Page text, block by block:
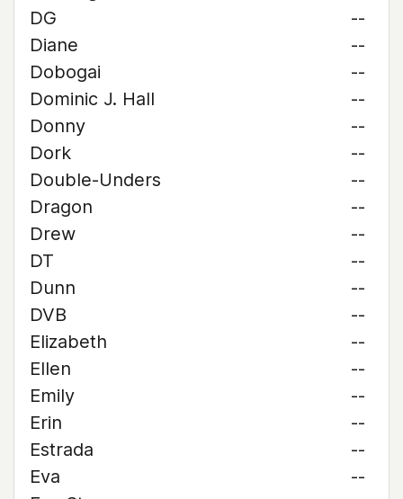
DG
--
Diane
--
Dobogai
--
Dominic J. Hall
--
Donny
--
Dork
--
Double-Unders
--
Dragon
--
Drew
--
DT
--
Dunn
--
DVB
--
Elizabeth
--
Ellen
--
Emily
--
Erin
--
Estrada
--
Eva
--